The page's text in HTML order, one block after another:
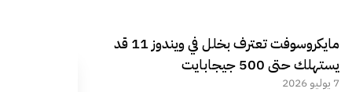
مايكروسوفت تعترف بخلل في ويندوز 11 قد
يستهلك حتى 500 جيجابايت
7 يوليو 2026